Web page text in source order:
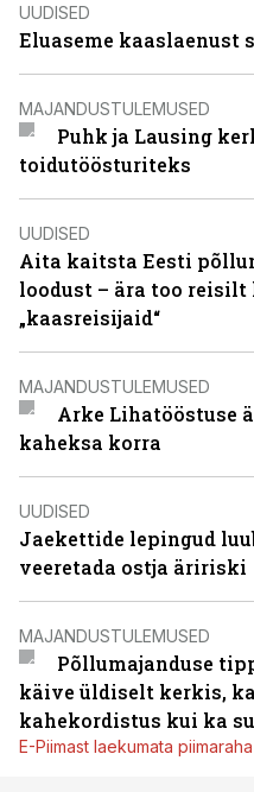
UUDISED
Eluaseme kaaslaenust
MAJANDUSTULEMUSED
Puhk ja Lausing
toidutöösturiteks
UUDISED
Aita kaitsta Eesti
loodust – ära too
„kaasreisijaid“
MAJANDUSTULEMUSED
Arke Lihatööstuse
kaheksa korra
UUDISED
Jaekettide lepingud
veeretada ostja äririski
MAJANDUSTULEMUSED
Põllumajanduse
käive üldiselt kerkis,
kahekordistus kui ka
E-Piimast laekumata